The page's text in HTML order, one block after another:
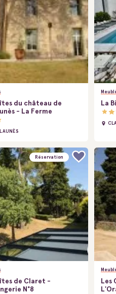
du château de
- La Ferme
La
de Claret -
N°8
Réservation
Les